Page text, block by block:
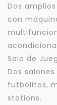
Dos
con
Sala de
Dos
futbolitos,
stations.